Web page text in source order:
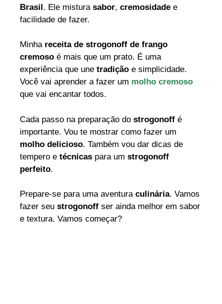
Brasil. Ele misturasabor, cremosidade e
facilidade de fazer.
Minha receita de strogonoff de frango
cremoso é mais que um prato. É uma
experiência que une tradição e simplicidade.
Você vai aprender a fazer um molho cremoso
que vai encantar todos.
Cada passo na preparação do strogonoff é
importante. Vou te mostrar como fazer um
molho delicioso. Também vou dar dicas de
tempero e técnicas para um strogonoff
perfeito.
Prepare-se para uma aventura culinária. Vamos
fazer seu strogonoff ser ainda melhor em sabor
e textura. Vamos começar?